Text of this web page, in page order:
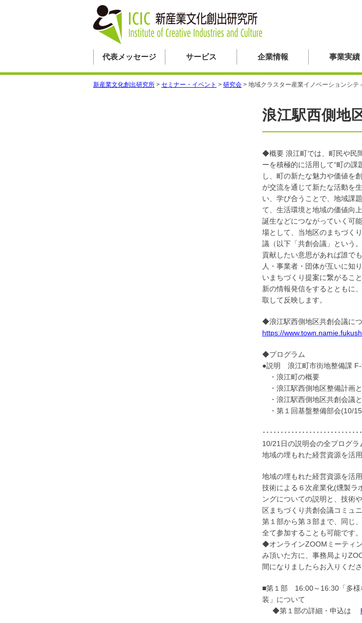
代表メッセージ サービス 企業情報 事業実績
新産業文化創出研究所 > セミナー・イベント > 研究会 > 地域クラスター産業イノベーションシテ
浪江駅西側地
◆概要 浪江町では、町民や民
ーを積極的に活用して“町の
し、町の新たな魅力や価値を
が交流を通じて新たな活動を
い、学び合うことで、地域課
て、生活環境と地域の価値向
誕生などにつながっていく可
場として、当地区のまちづく
議（以下「共創会議」という
貢献したい意思があれば誰で
人・事業者・団体が互いに知
いまちづくり提案に繋がるこ
新の情報発信をするとともに
取して反映します。
◆浪江駅西側地区共創会議に
https://
◆プログラム
●説明 浪江町市街地整備課 F-
・浪江町の概要
・浪江駅西側地区整備計画
・浪江駅西側地区共創会議
・第１回基盤整備部会(10/
･･････････････････････････
10/21日の説明会の全プログラ
地域の埋もれた経営資源を活
地域の埋もれた経営資源を活
技術による６次産業化(燻製ラ
ングについての説明と、技術
区まちづくり共創会議コミュ
第１部から第３部まで、同じ
全て参加することも可能です。
◆オンラインZOOMミーティ
み頂いた方に、事務局より
間になりましたらお入りくだ
■第１部 16:00～16:30「多様
装」について
◆第１部の詳細・申込は